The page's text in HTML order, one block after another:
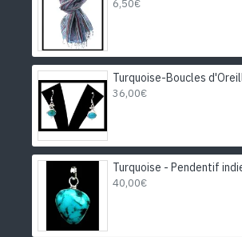
6,50€
36,00€
40,00€